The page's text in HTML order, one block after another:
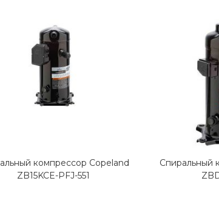
компрессор Copeland
ZB15KCE-PFJ-551
Спиральный